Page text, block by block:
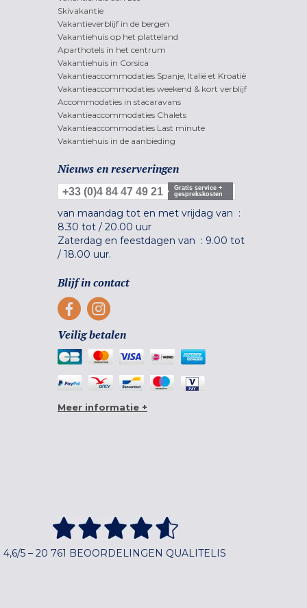
Skivakantie
Vakantieverblijf in de bergen
Vakantiehuis op het platteland
Aparthotels in het centrum
Vakantiehuis in Corsica
Vakantieaccommodaties Spanje, Italië et Kroatië
Vakantieaccommodaties weekend & kort verblijf
Accommodaties in stacaravans
Vakantieaccommodaties Chalets
Vakantieaccommodaties Last minute
Vakantiehuis in de aanbieding
Nieuws en reserveringen
+33 (0)4 84 47 49 21
Gratis service +
gesprekskosten
van maandag tot en met vrijdag van :
8.30 tot / 20.00 uur
Zaterdag en feestdagen van : 9.00 tot
/ 18.00 uur.
Blijf in contact
Veilig betalen
Meer informatie +
4,6/5 – 20 761 BEOORDELINGEN QUALITELIS